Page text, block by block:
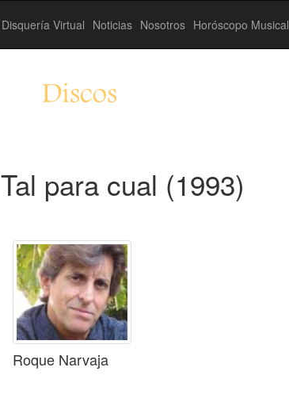
Disquería Virtual Noticias Nosotros Horóscopo Musical
Discos
Tal para cual (1993)
Roque Narvaja